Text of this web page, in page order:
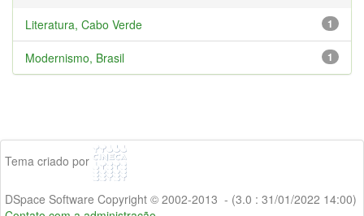
1
Literatura, Cabo Verde
1
Modernismo, Brasil
Tema criado por
DSpace Software Copyright © 2002-2013 - (3.0 : 31/01/2022 14:00)